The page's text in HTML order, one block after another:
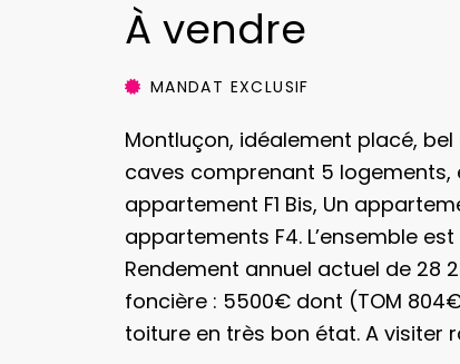
À vendre
MANDAT EXCLUSIF
Montluçon, idéalement placé,
caves comprenant 5 logements,
appartement F1 Bis, Un
appartements F4. L’ensemble
Rendement annuel actuel de 28
foncière : 5500€ dont (TOM
toiture en très bon état. A visiter